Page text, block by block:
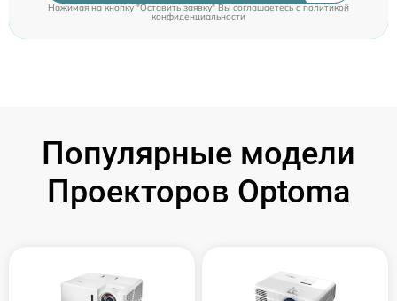
Нажимая на кнопку "Оставить заявку" Вы соглашаетесь cполитикой
конфиденциальности
Популярные модели
Проекторов Optoma